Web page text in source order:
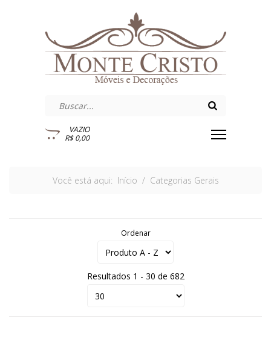
VAZIO
R$ 0,00
Você está aqui: Início Categorias Gerais
Ordenar
Resultados 1 - 30 de 682